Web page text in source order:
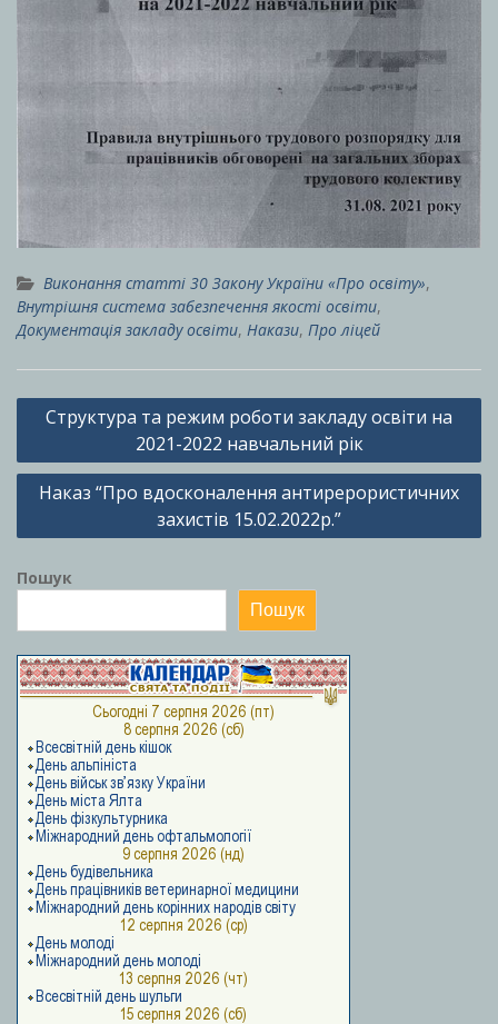
Виконання статті 30 Закону України «Про освіту»,
Внутрішня система забезпечення якості освіти,
Документація закладу освіти, Накази, Про ліцей
Навігація
записів
Структура та режим роботи закладу освіти на
2021-2022 навчальний рік
Наказ “Про вдосконалення антирерористичних
захистів 15.02.2022р.”
Пошук
Пошук